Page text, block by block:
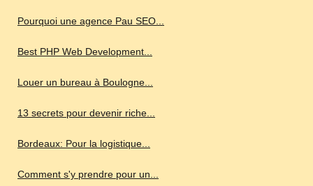
Pourquoi une agence Pau SEO...
Best PHP Web Development...
Louer un bureau à Boulogne...
13 secrets pour devenir riche...
Bordeaux: Pour la logistique...
Comment s'y prendre pour un...